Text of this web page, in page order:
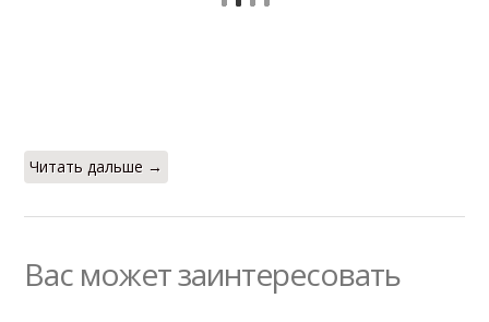
Читать дальше →
Вас может заинтересовать